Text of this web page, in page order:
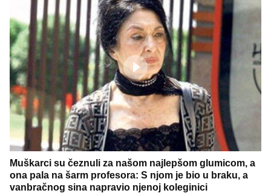
Muškarci su čeznuli za našom najlepšom glumicom, a
ona pala na šarm profesora: S njom je bio u braku, a
vanbračnog sina napravio njenoj koleginici